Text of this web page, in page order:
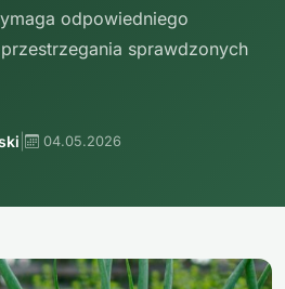
odpowiedniego
sprawdzonych
04.05.2026